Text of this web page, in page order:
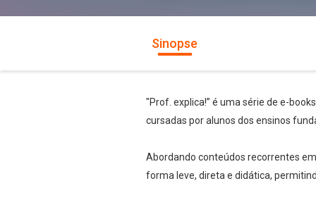
Sinopse
"Prof. explica!” é uma série de e-
cursadas por alunos dos ensinos
Abordando conteúdos recorrentes
forma leve, direta e didática,